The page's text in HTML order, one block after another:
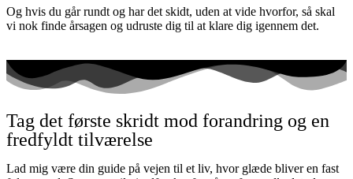
Og hvis du går rundt og har det skidt, uden at vide hvorfor, så skal
vi nok finde årsagen og udruste dig til at klare dig igennem det.
Tag det første skridt mod forandring og en
fredfyldt tilværelse
Lad mig være din guide på vejen til et liv, hvor glæde bliver en fast